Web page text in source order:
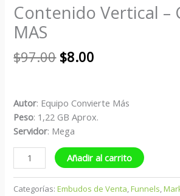
Contenido Vertical –
MAS
$97.00 $8.00
Autor: Equipo Convierte Más
Peso: 1,22 GB Aprox.
Servidor: Mega
Añadir al carrito
Categorías:Embudos de Venta,Funnels,